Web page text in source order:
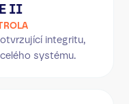
II
integritu,
systému.